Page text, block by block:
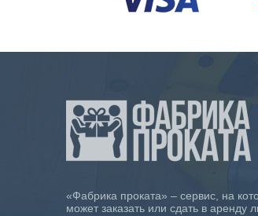
«Фабрика проката» – сервис, на
может заказать или сдать в аренду